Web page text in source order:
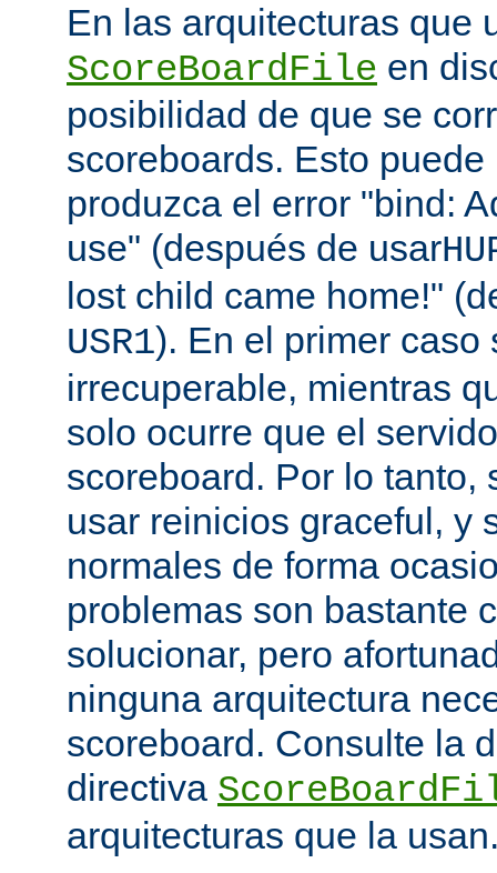
En las arquitecturas que
ScoreBoardFile en
posibilidad de que se
scoreboards. Esto
produzca el error "bind:
use" (después de usar
lost child came home!"
USR1). En el primer caso
irrecuperable, mientras
solo ocurre que el
scoreboard. Por lo tanto,
usar reinicios graceful, y
normales de forma
problemas son bastante
solucionar, pero
ninguna arquitectura
scoreboard. Consulte la
directiva
arquitecturas que la